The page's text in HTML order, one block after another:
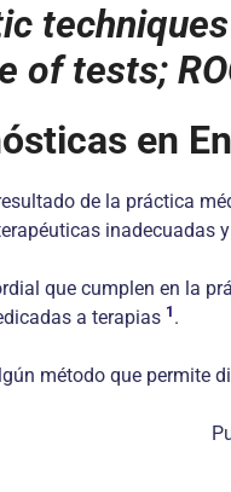
of tests;
en
de la práctica
inadecuadas
que cumplen en la
a terapias 1 .
método que